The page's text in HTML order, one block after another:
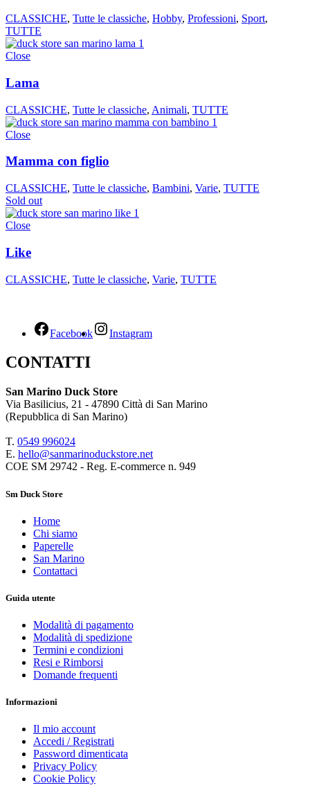
CLASSICHE, Tutte le classiche, Hobby, Professioni, Sport,
TUTTE
Close
Lama
CLASSICHE, Tutte le classiche, Animali, TUTTE
Close
Mamma con figlio
CLASSICHE, Tutte le classiche, Bambini, Varie, TUTTE
Sold out
Close
Like
CLASSICHE, Tutte le classiche, Varie, TUTTE
Facebook Instagram
CONTATTI
San Marino Duck Store
Via Basilicius, 21 - 47890 Città di San Marino
(Repubblica di San Marino)
T. 0549 996024
E. hello@sanmarinoduckstore.net
COE SM 29742 - Reg. E-commerce n. 949
Sm Duck Store
Home
Chi siamo
Paperelle
San Marino
Contattaci
Guida utente
Modalità di pagamento
Modalità di spedizione
Termini e condizioni
Resi e Rimborsi
Domande frequenti
Informazioni
Il mio account
Accedi / Registrati
Password dimenticata
Privacy Policy
Cookie Policy